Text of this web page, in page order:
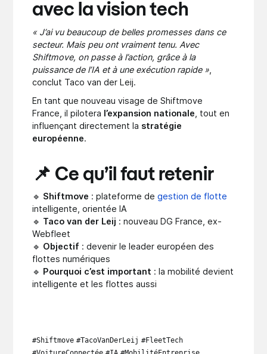
avec la vision tech
« J’ai vu beaucoup de belles promesses dans ce
secteur. Mais peu ont vraiment tenu. Avec
Shiftmove, on passe à l’action, grâce à la
puissance de l’IA et à une exécution rapide »
conclut Taco van der Leij.
En tant que nouveau visage de Shiftmove
France, il pilotera l’expansion nationale , tout en
influençant directement la stratégie
européenne.
📌 Ce qu’il faut retenir
🔹 Shiftmove : plateforme degestion de flotte
intelligente, orientée IA
🔹 Taco van der Leij : nouveau DG France, ex-
Webfleet
🔹 Objectif : devenir le leader européen des
flottes numériques
🔹 Pourquoi c’est important : la mobilité devient
intelligente et les flottes aussi
#Shiftmove #TacoVanDerLeij #FleetTech